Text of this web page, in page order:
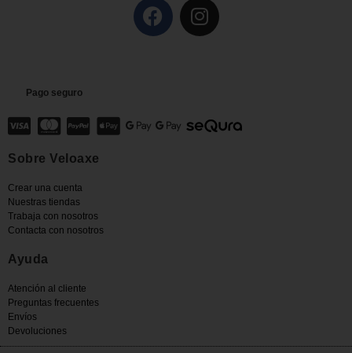
Pago seguro
Sobre Veloaxe
Crear una cuenta
Nuestras tiendas
Trabaja con nosotros
Contacta con nosotros
Ayuda
Atención al cliente
Preguntas frecuentes
Envíos
Devoluciones